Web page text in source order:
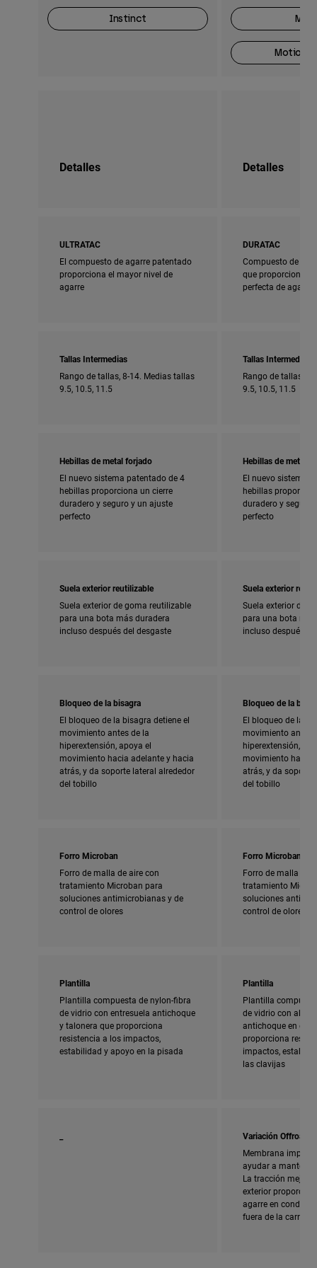
Instinct
Motion
Detalles Detalles
ULTRATAC
El compuesto de agarre patentado
proporciona el mayor nivel de
agarre
DURATAC
Compuesto de
que proporciona
perfecta de agarre
Tallas Intermedias
Rango de tallas, 8-14. Medias tallas
9.5, 10.5, 11.5
Tallas Intermedias
Rango de tallas,
9.5, 10.5, 11.5
Hebillas de metal forjado
El nuevo sistema patentado de 4
hebillas proporciona un cierre
duradero y seguro y un ajuste
perfecto
Hebillas de metal
El nuevo sistema
hebillas
duradero y seguro
perfecto
Suela exterior reutilizable
Suela exterior de goma reutilizable
para una bota más duradera
incluso después del desgaste
Suela exterior
Suela exterior de
para una bota
incluso después
Bloqueo de la bisagra
El bloqueo de la bisagra detiene el
movimiento antes de la
hiperextensión, apoya el
movimiento hacia adelante y hacia
atrás, y da soporte lateral alrededor
del tobillo
Bloqueo de la
El bloqueo de la
movimiento antes
hiperextensión,
movimiento hacia
atrás, y da soporte
del tobillo
Forro Microban
Forro de malla de aire con
tratamiento Microban para
soluciones antimicrobianas y de
control de olores
Forro Microban
Forro de malla de
tratamiento
soluciones
control de olores
Plantilla
Plantilla compuesta de nylon-fibra
de vidrio con entresuela antichoque
y talonera que proporciona
resistencia a los impactos,
estabilidad y apoyo en la pisada
Plantilla
Plantilla
de vidrio con
antichoque en el
proporciona
impactos,
las clavijas
Variación Offroad
Membrana
ayudar a
La tracción
exterior
agarre en
fuera de la